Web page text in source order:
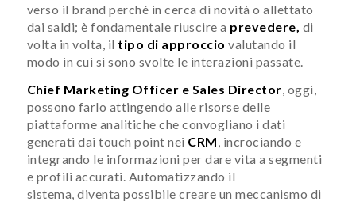
verso il brand perché in cerca di novità o allettato
dai saldi; è fondamentale riuscire a prevedere, di
volta in volta, il tipo di approccio valutando il
modo in cui si sono svolte le interazioni passate.
Chief Marketing Officer e Sales Director , oggi,
possono farlo attingendo alle risorse delle
piattaforme analitiche che convogliano i dati
generati dai touch point nei CRM , incrociando e
integrando le informazioni per dare vita a segmenti
e profili accurati. Automatizzando il
sistema, diventa possibile creare un meccanismo di